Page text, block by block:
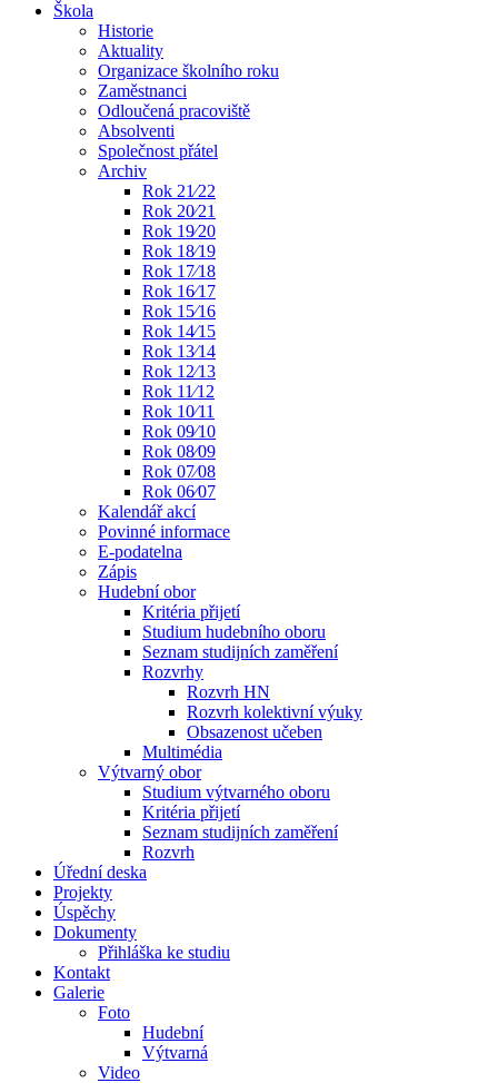
Škola
Historie
Aktuality
Organizace školního roku
Zaměstnanci
Odloučená pracoviště
Absolventi
Společnost přátel
Archiv
Rok 21⁄22
Rok 20⁄21
Rok 19⁄20
Rok 18⁄19
Rok 17⁄18
Rok 16⁄17
Rok 15⁄16
Rok 14⁄15
Rok 13⁄14
Rok 12⁄13
Rok 11⁄12
Rok 10⁄11
Rok 09⁄10
Rok 08⁄09
Rok 07⁄08
Rok 06⁄07
Kalendář akcí
Povinné informace
E-podatelna
Zápis
Hudební obor
Kritéria přijetí
Studium hudebního oboru
Seznam studijních zaměření
Rozvrhy
Rozvrh HN
Rozvrh kolektivní výuky
Obsazenost učeben
Multimédia
Výtvarný obor
Studium výtvarného oboru
Kritéria přijetí
Seznam studijních zaměření
Rozvrh
Úřední deska
Projekty
Úspěchy
Dokumenty
Přihláška ke studiu
Kontakt
Galerie
Foto
Hudební
Výtvarná
Video